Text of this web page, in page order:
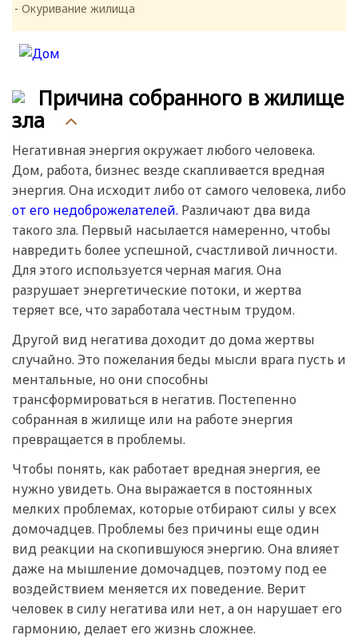
Окуривание жилища
Причина собранного в жилище
зла
Негативная энергия окружает любого человека.
Дом, работа, бизнес везде скапливается вредная
энергия. Она исходит либо от самого человека, либо
от его недоброжелателей. Различают два вида
такого зла. Первый насылается намеренно, чтобы
навредить более успешной, счастливой личности.
Для этого используется черная магия. Она
разрушает энергетические потоки, и жертва
теряет все, что заработала честным трудом.
Другой вид негатива доходит до дома жертвы
случайно. Это пожелания беды мысли врага пусть и
ментальные, но они способны
трансформироваться в негатив. Постепенно
собранная в жилище или на работе энергия
превращается в проблемы.
Чтобы понять, как работает вредная энергия, ее
нужно увидеть. Она выражается в постоянных
мелких проблемах, которые отбирают силы у всех
домочадцев. Проблемы без причины еще один
вид реакции на скопившуюся энергию. Она влияет
даже на мышление домочадцев, поэтому под ее
воздействием меняется их поведение. Верит
человек в силу негатива или нет, а он нарушает его
гармонию, делает его жизнь сложнее.